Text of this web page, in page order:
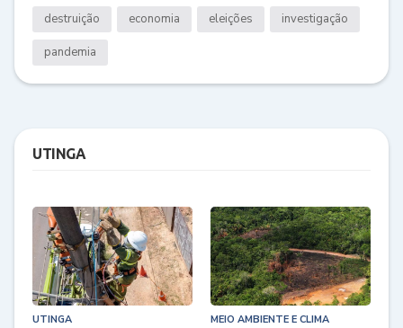
destruição economia eleições investigação
pandemia
UTINGA
UTINGA MEIO AMBIENTE E CLIMA